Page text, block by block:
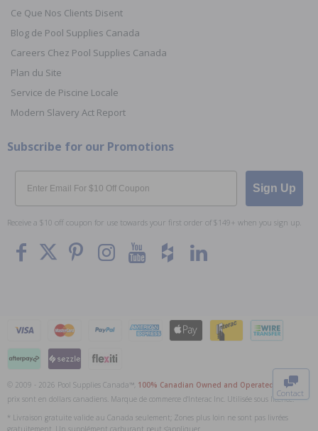
Contact
Ce Que Nos Clients Disent
Blog de Pool Supplies Canada
Careers Chez Pool Supplies Canada
Plan du Site
Service de Piscine Locale
Modern Slavery Act Report
Subscribe for our Promotions
Email
Sign Up
Receive a $10 off coupon for use towards your first order of $149+ when you sign up.
© 2009 - 2026 Pool Supplies Canada™, 100% Canadian Owned and Operated
. Tous les
prix sont en dollars canadiens. Marque de commerce d'Interac Inc. Utilisée sous licence.
* Livraison gratuite valide au Canada seulement; Zones plus loin ne sont pas livrées
gratuitement. Un supplément carburant peut s'appliquer.